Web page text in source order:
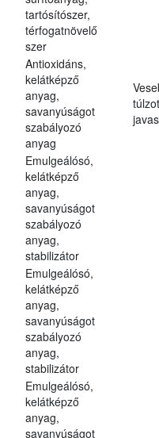
tartósítószer,
térfogatnövelő
szer
Antioxidáns,
kelátképző
anyag,
savanyúságot
szabályozó
anyag
Emulgeálósó,
kelátképző
anyag,
savanyúságot
szabályozó
anyag,
stabilizátor
Emulgeálósó,
kelátképző
anyag,
savanyúságot
szabályozó
anyag,
stabilizátor
Emulgeálósó,
kelátképző
anyag,
savanyúságot